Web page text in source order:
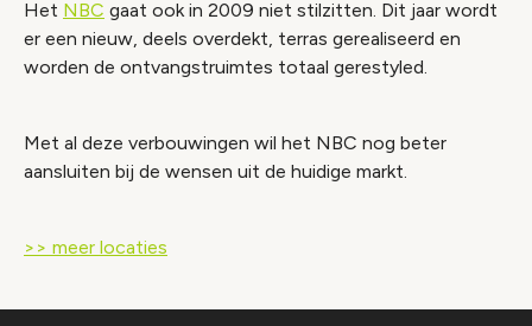
Het NBC gaat ook in 2009 niet stilzitten. Dit jaar wordt
er een nieuw, deels overdekt, terras gerealiseerd en
worden de ontvangstruimtes totaal gerestyled.
Met al deze verbouwingen wil het NBC nog beter
aansluiten bij de wensen uit de huidige markt.
>> meer locaties